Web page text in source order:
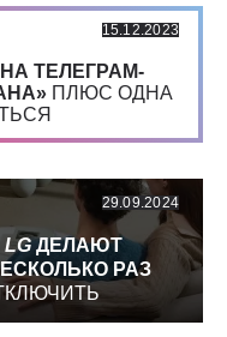
15.12.2023
ТЕЛЕГРАМ-
ПЛЮС ОДНА
29.09.2024
LGДЕЛАЮТ
РАЗ